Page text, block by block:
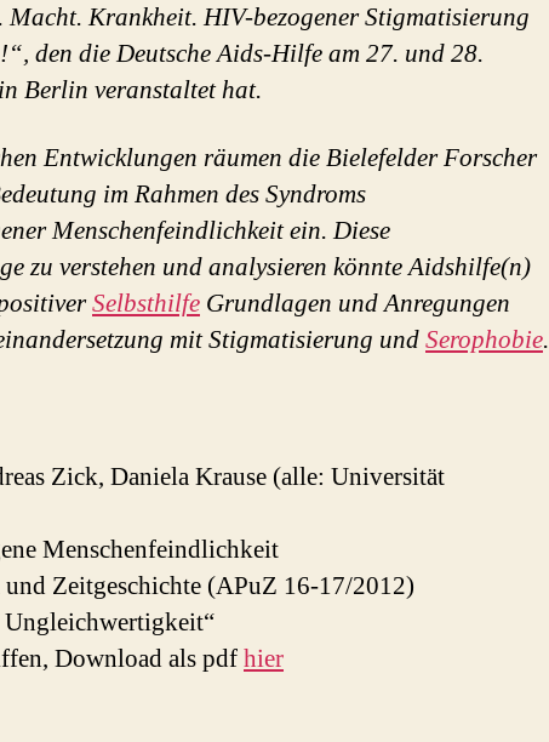
Macht. Krankheit. HIV-bezogener Stigmatisierung
den die Deutsche Aids-Hilfe am 27. und 28.
Berlin veranstaltet hat.
Entwicklungen räumen die Bielefelder Forscher
im Rahmen des Syndroms
Menschenfeindlichkeit ein. Diese
zu verstehen und analysieren könnte Aidshilfe(n)
Selbsthilfe Grundlagen und Anregungen
mit Stigmatisierung undSerophobie.
Zick, Daniela Krause (alle: Universität
Menschenfeindlichkeit
Zeitgeschichte (APuZ 16-17/2012)
Download als pdfhier